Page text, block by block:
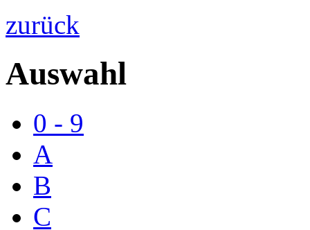
zurück
Auswahl
0 - 9
A
B
C